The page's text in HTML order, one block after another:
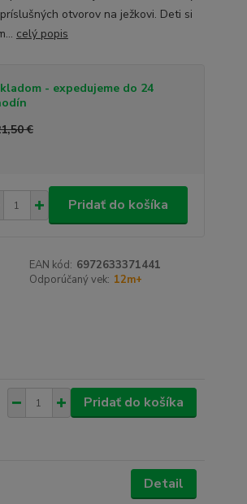
otvorov na ježkovi. Deti si
celý popis
- expedujeme do 24
€
Pridať do košíka
EAN kód: 6972633371441
Odporúčaný vek: 12m+
Pridať do košíka
Detail